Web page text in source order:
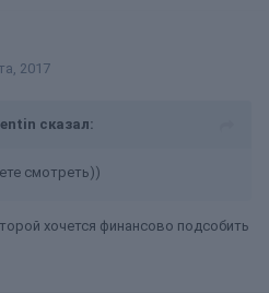
2017
сказал:
смотреть))
хочется финансово подсобить